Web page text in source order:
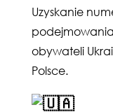
Uzyskanie
obywateli
Polsce.